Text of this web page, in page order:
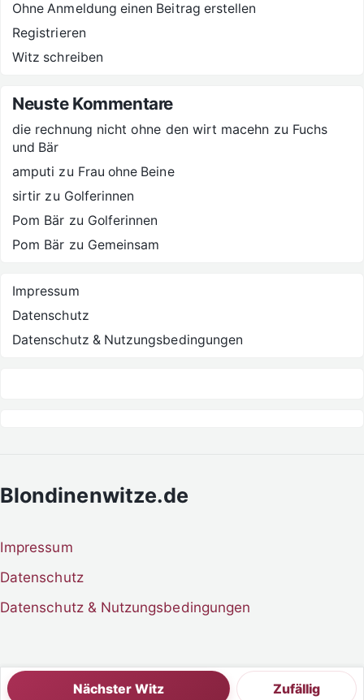
Nächster Witz Zufällig
Ohne Anmeldung einen Beitrag erstellen
Registrieren
Witz schreiben
Neuste Kommentare
die rechnung nicht ohne den wirt macehn zu Fuchs
und Bär
amputi zu Frau ohne Beine
sirtir zu Golferinnen
Pom Bär zu Golferinnen
Pom Bär zu Gemeinsam
Impressum
Datenschutz
Datenschutz & Nutzungsbedingungen
Blondinenwitze.de
Impressum
Datenschutz
Datenschutz & Nutzungsbedingungen